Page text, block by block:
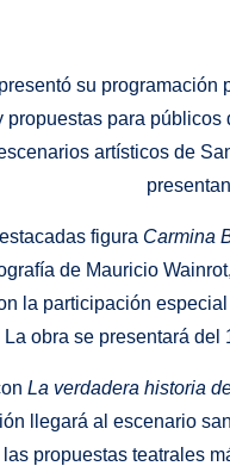
su
para
artísticos de
figura Carmina
de Mauricio
la participación
La obra se presentará
La verdadera historia
llegará al escenario
las propuestas teatrales